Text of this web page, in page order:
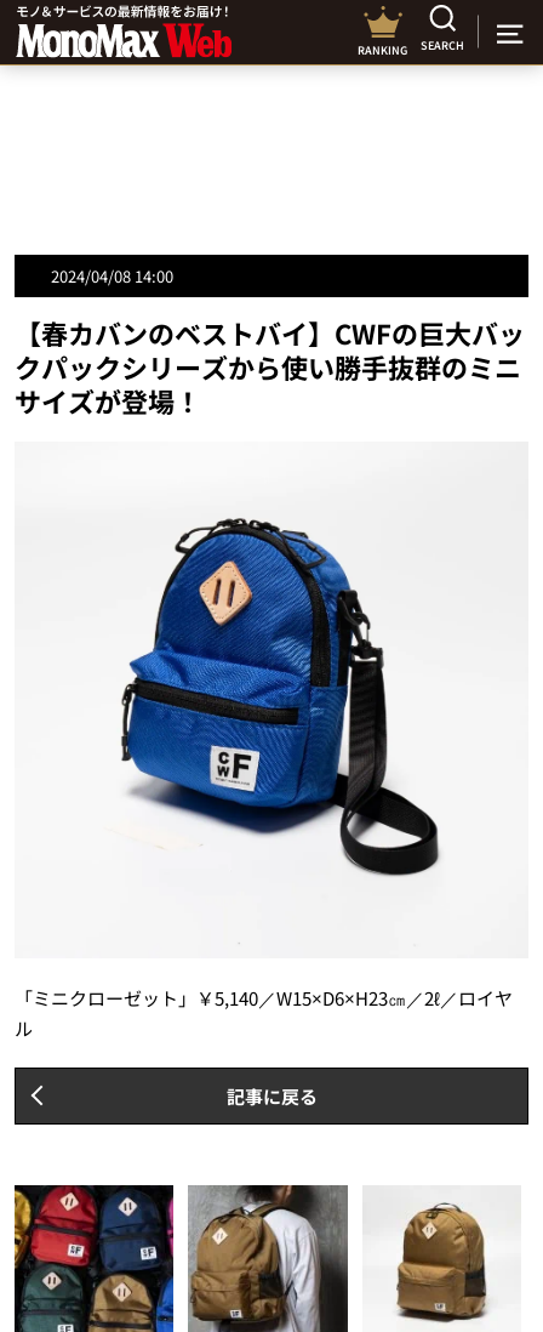
RANKING SEARCH
2024/04/08 14:00
【春カバンのベストバイ】CWFの巨大バッ
クパックシリーズから使い勝手抜群のミニ
サイズが登場！
「ミニクローゼット」￥5,140／W15×D6×H23㎝／2ℓ／ロイヤ
ル
記事に戻る